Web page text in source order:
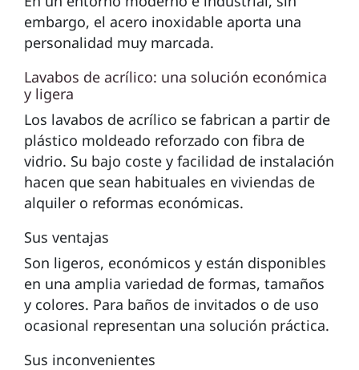
embargo, el acero inoxidable aporta una
personalidad muy marcada.
Lavabos de acrílico: una solución económica
y ligera
Los lavabos de acrílico se fabrican a partir de
plástico moldeado reforzado con fibra de
vidrio. Su bajo coste y facilidad de instalación
hacen que sean habituales en viviendas de
alquiler o reformas económicas.
Sus ventajas
Son ligeros, económicos y están disponibles
en una amplia variedad de formas, tamaños
y colores. Para baños de invitados o de uso
ocasional representan una solución práctica.
Sus inconvenientes